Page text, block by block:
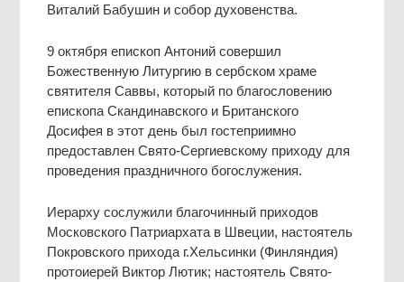
Виталий Бабушин и собор духовенства.
9 октября епископ Антоний совершил
Божественную Литургию в сербском храме
святителя Саввы, который по благословению
епископа Скандинавского и Британского
Досифея в этот день был гостеприимно
предоставлен Свято-Сергиевскому приходу для
проведения праздничного богослужения.
Иерарху сослужили благочинный приходов
Московского Патриархата в Швеции, настоятель
Покровского прихода г.Хельсинки (Финляндия)
протоиерей Виктор Лютик; настоятель Свято-